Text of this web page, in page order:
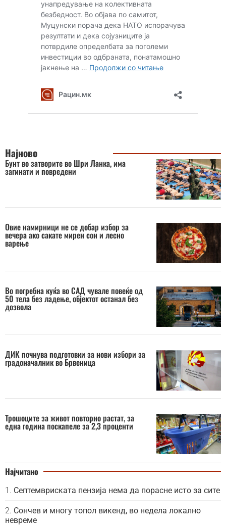
Најново
Бунт во затворите во Шри Ланка, има
загинати и повредени
Овие намирници не се добар избор за
вечера ако сакате мирен сон и лесно
варење
Во погребна куќа во САД чувале повеќе од
50 тела без ладење, објектот останал без
дозвола
ДИК почнува подготовки за нови избори за
градоначалник во Брвеница
Трошоците за живот повторно растат, за
една година поскапеле за 2,3 проценти
Најчитано
Септемвриската пензија нема да порасне исто за сите
Сончев и многу топол викенд, во недела локално
невреме